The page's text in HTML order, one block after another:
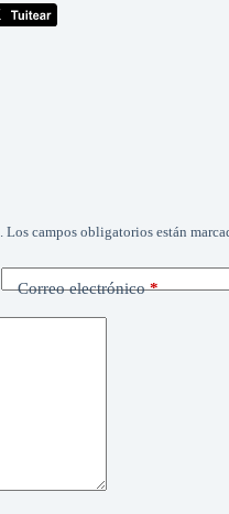
Los campos obligatorios están
Correo electrónico*